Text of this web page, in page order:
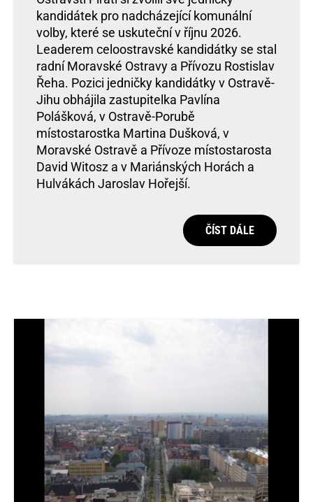
kandidátek pro nadcházející komunální
volby, které se uskuteční v říjnu 2026.
Leaderem celoostravské kandidátky se stal
radní Moravské Ostravy a Přívozu Rostislav
Řeha. Pozici jedničky kandidátky v Ostravě-
Jihu obhájila zastupitelka Pavlína
Polášková, v Ostravě-Porubě
místostarostka Martina Dušková, v
Moravské Ostravě a Přívoze místostarosta
David Witosz a v Mariánských Horách a
Hulvákách Jaroslav Hořejší.
ČÍST DÁLE